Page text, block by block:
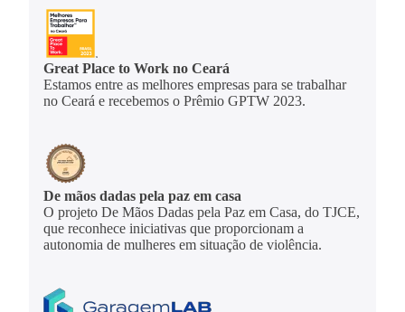
Great Place to Work no Ceará
Estamos entre as melhores empresas para se trabalhar
no Ceará e recebemos o Prêmio GPTW 2023.
De mãos dadas pela paz em casa
O projeto De Mãos Dadas pela Paz em Casa, do TJCE,
que reconhece iniciativas que proporcionam a
autonomia de mulheres em situação de violência.